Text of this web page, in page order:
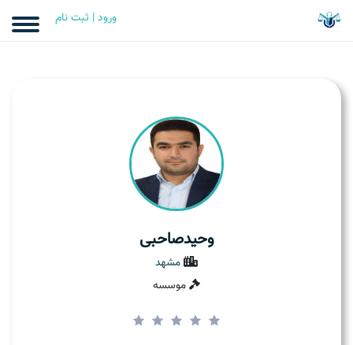
ورود | ثبت نام
وحیدصاحبی
مشهد
موسسه